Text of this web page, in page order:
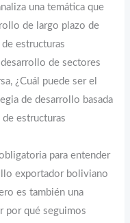
una temática que
de largo plazo de
estructuras
de sectores
¿Cuál puede ser el
de desarrollo basada
estructuras
para entender
exportador boliviano
es también una
por qué seguimos